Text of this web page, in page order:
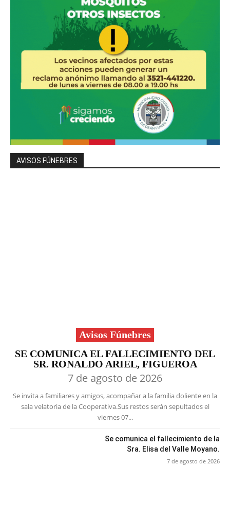
AVISOS FÚNEBRES
Avisos Fúnebres
SE COMUNICA EL FALLECIMIENTO DEL
SR. RONALDO ARIEL, FIGUEROA
7 de agosto de 2026
Se invita a familiares y amigos, acompañar a la familia doliente en la
sala velatoria de la Cooperativa.Sus restos serán sepultados el
viernes 07...
Se comunica el fallecimiento de la
Sra. Elisa del Valle Moyano.
7 de agosto de 2026